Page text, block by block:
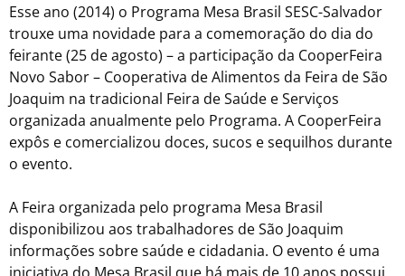
Esse ano (2014) o Programa Mesa Brasil SESC-Salvador
trouxe uma novidade para a comemoração do dia do
feirante (25 de agosto) – a participação da CooperFeira
Novo Sabor – Cooperativa de Alimentos da Feira de São
Joaquim na tradicional Feira de Saúde e Serviços
organizada anualmente pelo Programa. A CooperFeira
expôs e comercializou doces, sucos e sequilhos durante
o evento.
A Feira organizada pelo programa Mesa Brasil
disponibilizou aos trabalhadores de São Joaquim
informações sobre saúde e cidadania. O evento é uma